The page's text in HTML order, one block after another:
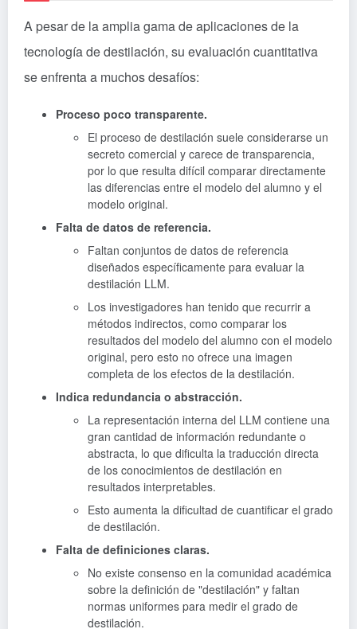
A pesar de la amplia gama de aplicaciones de la
tecnología de destilación, su evaluación cuantitativa
se enfrenta a muchos desafíos:
Proceso poco transparente.
El proceso de destilación suele considerarse un
secreto comercial y carece de transparencia,
por lo que resulta difícil comparar directamente
las diferencias entre el modelo del alumno y el
modelo original.
Falta de datos de referencia.
Faltan conjuntos de datos de referencia
diseñados específicamente para evaluar la
destilación LLM.
Los investigadores han tenido que recurrir a
métodos indirectos, como comparar los
resultados del modelo del alumno con el modelo
original, pero esto no ofrece una imagen
completa de los efectos de la destilación.
Indica redundancia o abstracción.
La representación interna del LLM contiene una
gran cantidad de información redundante o
abstracta, lo que dificulta la traducción directa
de los conocimientos de destilación en
resultados interpretables.
Esto aumenta la dificultad de cuantificar el grado
de destilación.
Falta de definiciones claras.
No existe consenso en la comunidad académica
sobre la definición de "destilación" y faltan
normas uniformes para medir el grado de
destilación.